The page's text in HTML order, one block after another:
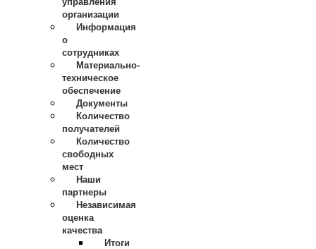
организации
Информация
о
сотрудниках
Материально-
техническое
обеспечение
Документы
Количество
получателей
Количество
свободных
мест
Наши
партнеры
Независимая
оценка
качества
Итоги